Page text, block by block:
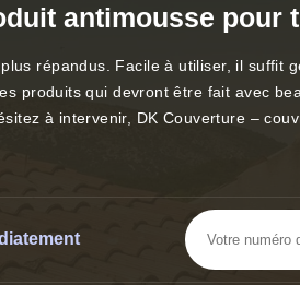
antimousse pour
répandus. Facile à utiliser, il suffit
produits qui devront être fait avec
à intervenir, DK Couverture –